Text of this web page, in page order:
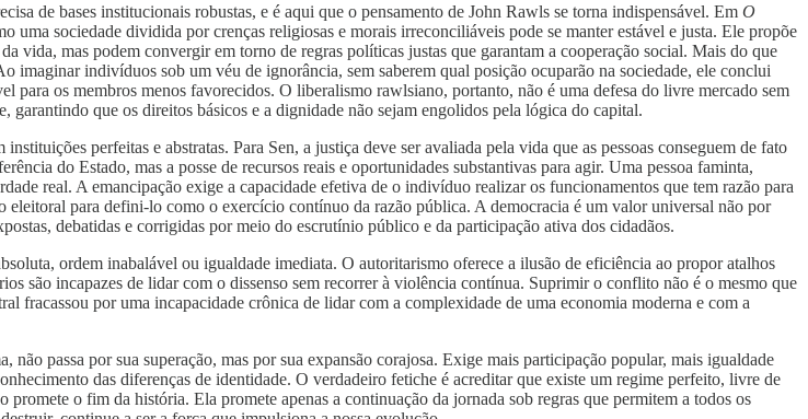
de bases institucionais robustas, e é aqui que o pensamento de John Rawls se torna indispensável. Em O
uma sociedade dividida por crenças religiosas e morais irreconciliáveis pode se manter estável e justa. Ele propõe
vida, mas podem convergir em torno de regras políticas justas que garantam a cooperação social. Mais do que
indivíduos sob um véu de ignorância, sem saberem qual posição ocuparão na sociedade, ele conclui
para os membros menos favorecidos. O liberalismo rawlsiano, portanto, não é uma defesa do livre mercado sem
que os direitos básicos e a dignidade não sejam engolidos pela lógica do capital.
perfeitas e abstratas. Para Sen, a justiça deve ser avaliada pela vida que as pessoas conseguem de fato
do Estado, mas a posse de recursos reais e oportunidades substantivas para agir. Uma pessoa faminta,
real. A emancipação exige a capacidade efetiva de o indivíduo realizar os funcionamentos que tem razão para
para defini-lo como o exercício contínuo da razão pública. A democracia é um valor universal não por
debatidas e corrigidas por meio do escrutínio público e da participação ativa dos cidadãos.
ordem inabalável ou igualdade imediata. O autoritarismo oferece a ilusão de eficiência ao propor atalhos
são incapazes de lidar com o dissenso sem recorrer à violência contínua. Suprimir o conflito não é o mesmo que
fracassou por uma incapacidade crônica de lidar com a complexidade de uma economia moderna e com a
passa por sua superação, mas por sua expansão corajosa. Exige mais participação popular, mais igualdade
das diferenças de identidade. O verdadeiro fetiche é acreditar que existe um regime perfeito, livre de
o fim da história. Ela promete apenas a continuação da jornada sob regras que permitem a todos os